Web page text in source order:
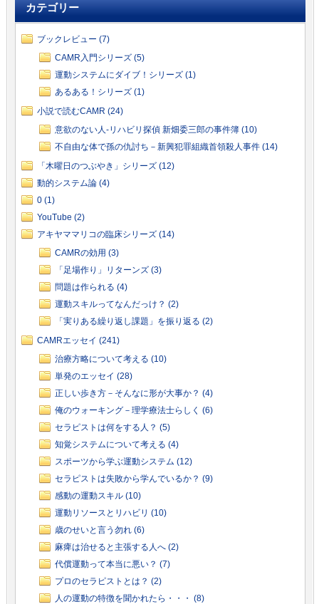
カテゴリー
ブックレビュー (7)
CAMR入門シリーズ (5)
運動システムにダイブ！シリーズ (1)
あるある！シリーズ (1)
小説で読むCAMR (24)
意欲のない人-リハビリ探偵 新畑委三郎の事件簿 (10)
不自由な体で孫の仇討ち－新興犯罪組織首領殺人事件 (14)
「木曜日のつぶやき」シリーズ (12)
動的システム論 (4)
0 (1)
YouTube (2)
アキヤママリコの臨床シリーズ (14)
CAMRの効用 (3)
「足場作り」リターンズ (3)
問題は作られる (4)
運動スキルってなんだっけ？ (2)
「実りある繰り返し課題」を振り返る (2)
CAMRエッセイ (241)
治療方略について考える (10)
単発のエッセイ (28)
正しい歩き方－そんなに形が大事か？ (4)
俺のウォーキング－理学療法士らしく (6)
セラピストは何をする人？ (5)
知覚システムについて考える (4)
スポーツから学ぶ運動システム (12)
セラピストは失敗から学んでいるか？ (9)
感動の運動スキル (10)
運動リソースとリハビリ (10)
歳のせいと言う勿れ (6)
麻痺は治せると主張する人へ (2)
代償運動って本当に悪い？ (7)
プロのセラピストとは？ (2)
人の運動の特徴を聞かれたら・・・ (8)